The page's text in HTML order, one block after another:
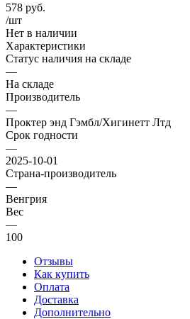
578 руб.
/шт
Нет в наличии
Характеристики
Статус наличия на складе
—
На складе
Производитель
—
Проктер энд Гэмбл/Хигинетт Лтд
Срок годности
—
2025-10-01
Страна-производитель
—
Венгрия
Вес
—
100
Отзывы
Как купить
Оплата
Доставка
Дополнительно